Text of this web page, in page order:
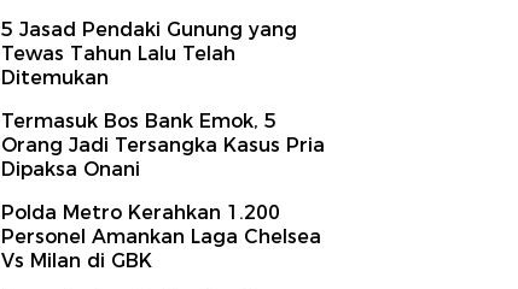
5 Jasad Pendaki Gunung yang
Tewas Tahun Lalu Telah
Ditemukan
Termasuk Bos Bank Emok, 5
Orang Jadi Tersangka Kasus Pria
Dipaksa Onani
Polda Metro Kerahkan 1.200
Personel Amankan Laga Chelsea
Vs Milan di GBK